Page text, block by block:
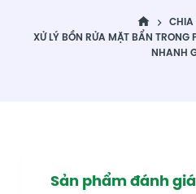
CHIA
XỬ LÝ BỒN RỬA MẶT BẨN TRONG
NHANH
Sản phẩm đánh